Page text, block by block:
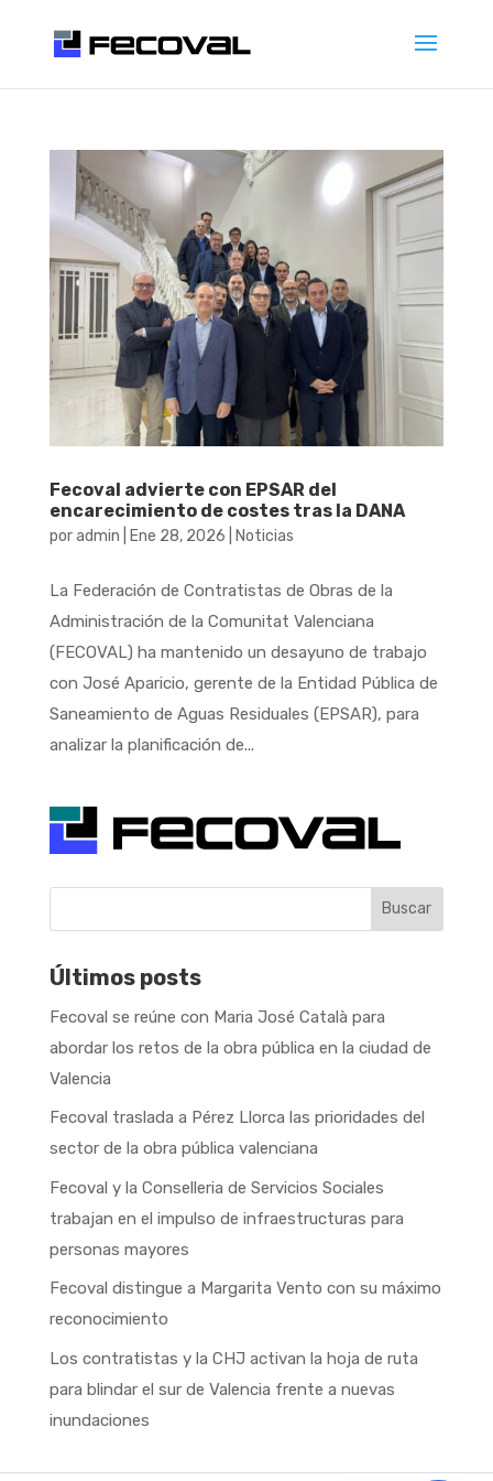
Fecoval advierte con EPSAR del
encarecimiento de costes tras la DANA
poradmin Ene 28, 2026 Noticias
La Federación de Contratistas de Obras de la
Administración de la Comunitat Valenciana
(FECOVAL) ha mantenido un desayuno de trabajo
con José Aparicio, gerente de la Entidad Pública de
Saneamiento de Aguas Residuales (EPSAR), para
analizar la planificación de...
Buscar
Últimos posts
Fecoval se reúne con Maria José Català para
abordar los retos de la obra pública en la ciudad de
Valencia
Fecoval traslada a Pérez Llorca las prioridades del
sector de la obra pública valenciana
Fecoval y la Conselleria de Servicios Sociales
trabajan en el impulso de infraestructuras para
personas mayores
Fecoval distingue a Margarita Vento con su máximo
reconocimiento
Los contratistas y la CHJ activan la hoja de ruta
para blindar el sur de Valencia frente a nuevas
inundaciones